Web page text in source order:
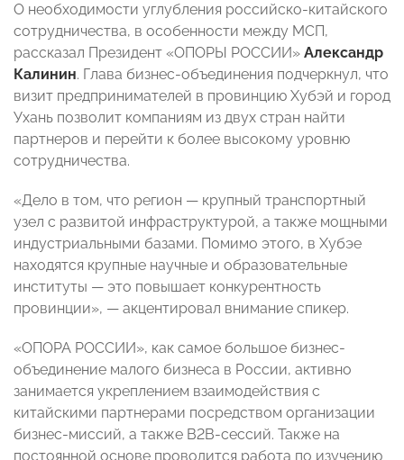
О необходимости углубления российско-китайского
сотрудничества, в особенности между МСП,
рассказал Президент «ОПОРЫ РОССИИ» Александр
Калинин. Глава бизнес-объединения подчеркнул, что
визит предпринимателей в провинцию Хубэй и город
Ухань позволит компаниям из двух стран найти
партнеров и перейти к более высокому уровню
сотрудничества.
«Дело в том, что регион — крупный транспортный
узел с развитой инфраструктурой, а также мощными
индустриальными базами. Помимо этого, в Хубэе
находятся крупные научные и образовательные
институты — это повышает конкурентность
провинции», — акцентировал внимание спикер.
«ОПОРА РОССИИ», как самое большое бизнес-
объединение малого бизнеса в России, активно
занимается укреплением взаимодействия с
китайскими партнерами посредством организации
бизнес-миссий, а также B2B-сессий. Также на
постоянной основе проводится работа по изучению